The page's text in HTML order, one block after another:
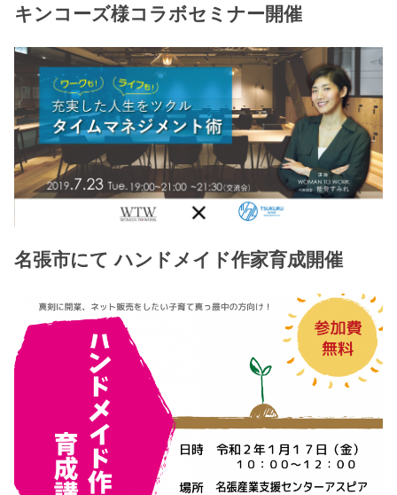
キンコーズ様コラボセミナー開催
名張市にて ハンドメイド作家育成開催